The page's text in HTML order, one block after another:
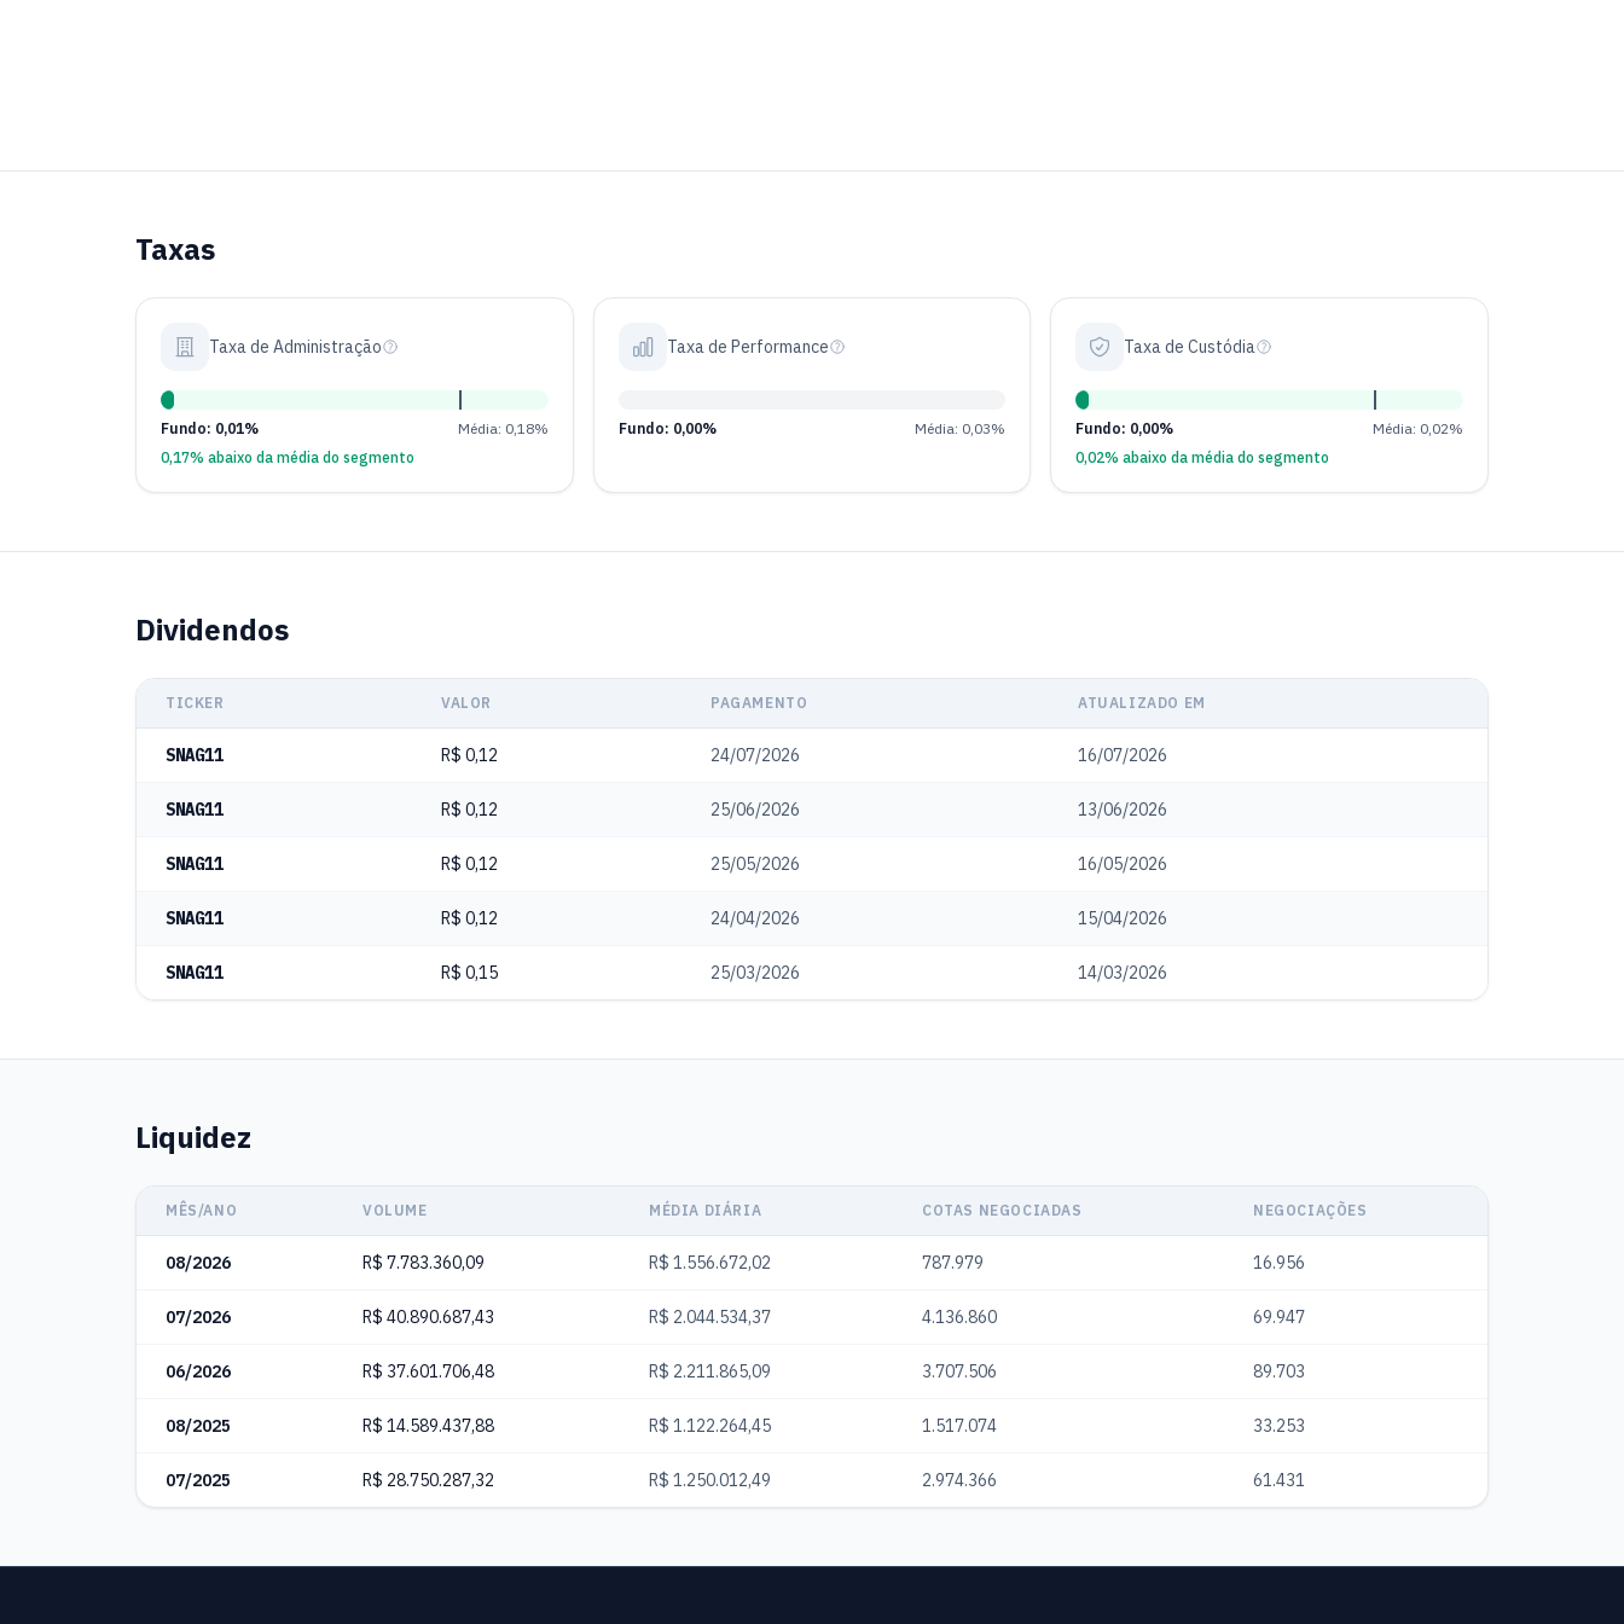
Taxas
Taxa de Administração
Fundo: 0,01%
Média: 0,18%
0,17% abaixo da média do segmento
Taxa de Performance
Fundo: 0,00% Média: 0,03%
Taxa de Custódia
Fundo: 0,00%
Média: 0,02%
0,02% abaixo da média do segmento
Dividendos
TICKER VALOR PAGAMENTO ATUALIZADO EM
SNAG11 R$ 0,12 24/07/2026 16/07/2026
SNAG11 R$ 0,12 25/06/2026 13/06/2026
SNAG11 R$ 0,12 25/05/2026 16/05/2026
SNAG11 R$ 0,12 24/04/2026 15/04/2026
SNAG11 R$ 0,15 25/03/2026 14/03/2026
Liquidez
MÊS/ANO VOLUME MÉDIA DIÁRIA COTAS NEGOCIADAS NEGOCIAÇÕES
08/2026 R$ 7.783.360,09 R$ 1.556.672,02 787.979 16.956
07/2026 R$ 40.890.687,43 R$ 2.044.534,37 4.136.860 69.947
06/2026 R$ 37.601.706,48 R$ 2.211.865,09 3.707.506 89.703
08/2025 R$ 14.589.437,88 R$ 1.122.264,45 1.517.074 33.253
07/2025 R$ 28.750.287,32 R$ 1.250.012,49 2.974.366 61.431